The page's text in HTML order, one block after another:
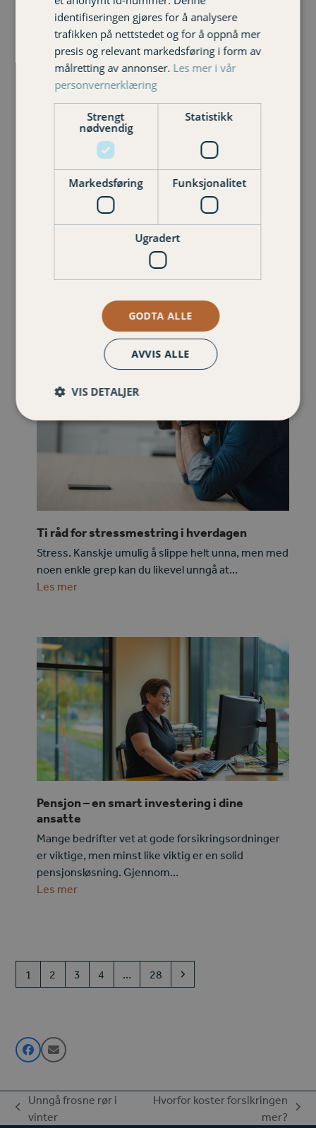
Aktuelt
Er barneforsikring nødvendig?
Barne- og ungdomsforsikring en av tingene
foreldre ikke vil kutte. Grunnen er enkel:
Forsikringen gir økonomisk støtte…
Ti råd for stressmestring i hverdagen
Stress. Kanskje umulig å slippe helt unna, men med
noen enkle grep kan du likevel unngå at…
Les mer
Pensjon – en smart investering i dine
ansatte
Mange bedrifter vet at gode forsikringsordninger
er viktige, men minst like viktig er en solid
pensjonsløsning. Gjennom…
Les mer
Page
1 Page
2 Page
3 Page
4 … Page
28 Next
previous
Unngå frosne rør i
vinter
Hvorfor koster forsikringen
mer?
identifiseringen gjøres for å analysere
trafikken på nettstedet og for å oppnå mer
presis og relevant markedsføring i form av
målretting av annonser. Les mer i vår
personvernerklæring
Strengt
nødvendig
Statistikk
Markedsføring Funksjonalitet
Ugradert
GODTA ALLE
AVVIS ALLE
VIS DETALJER